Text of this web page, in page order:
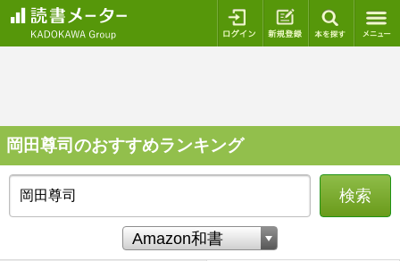
ログイン 新規登録
岡田尊司のおすすめランキング
検索